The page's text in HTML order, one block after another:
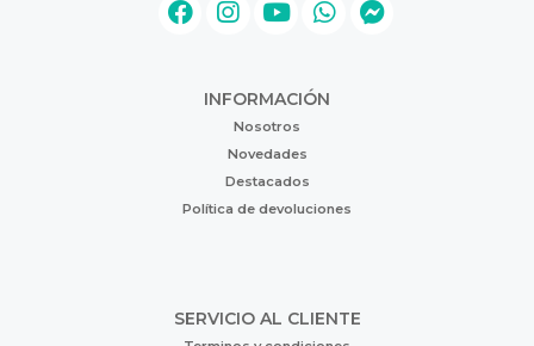
INFORMACIÓN
Nosotros
Novedades
Destacados
Política de devoluciones
SERVICIO AL CLIENTE